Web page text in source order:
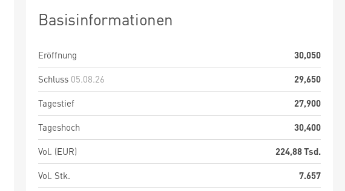
Basisinformationen
Eröffnung
30,050
Schluss 05.08.26
29,650
Tagestief
27,900
Tageshoch
30,400
Vol. (EUR)
224,88 Tsd.
Vol. Stk.
7.657